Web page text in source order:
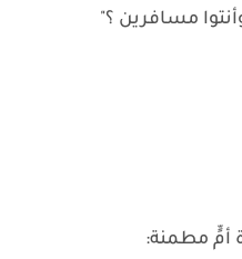
مسافرين ؟"
أمٍّ مطمنة: